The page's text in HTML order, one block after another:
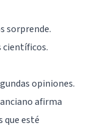
sorprende.
científicos.
opiniones.
afirma
que esté